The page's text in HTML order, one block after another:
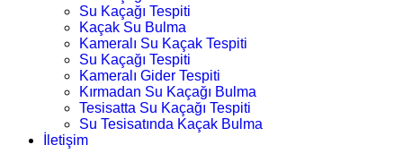
Su Kaçağı Tespiti
Kaçak Su Bulma
Kameralı Su Kaçak Tespiti
Su Kaçağı Tespiti
Kameralı Gider Tespiti
Kırmadan Su Kaçağı Bulma
Tesisatta Su Kaçağı Tespiti
Su Tesisatında Kaçak Bulma
İletişim